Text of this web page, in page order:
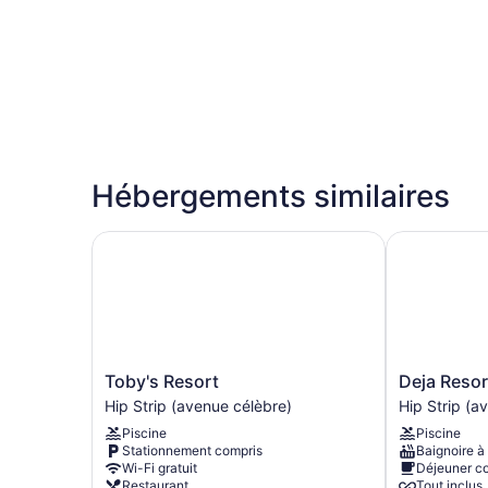
Hébergements similaires
Toby's
Resort
Hip
Strip
(avenue
célèbre)
Toby's Resort
Hip Strip (avenue célèbre)
Piscine
Stationnement compris
Wi-Fi gratuit
Toby's Resort
Deja
Resort
All
Inclusive
Hip
Strip
Deja
Hip Strip
Piscine
Baignoire à
Déjeuner
Deja Resort